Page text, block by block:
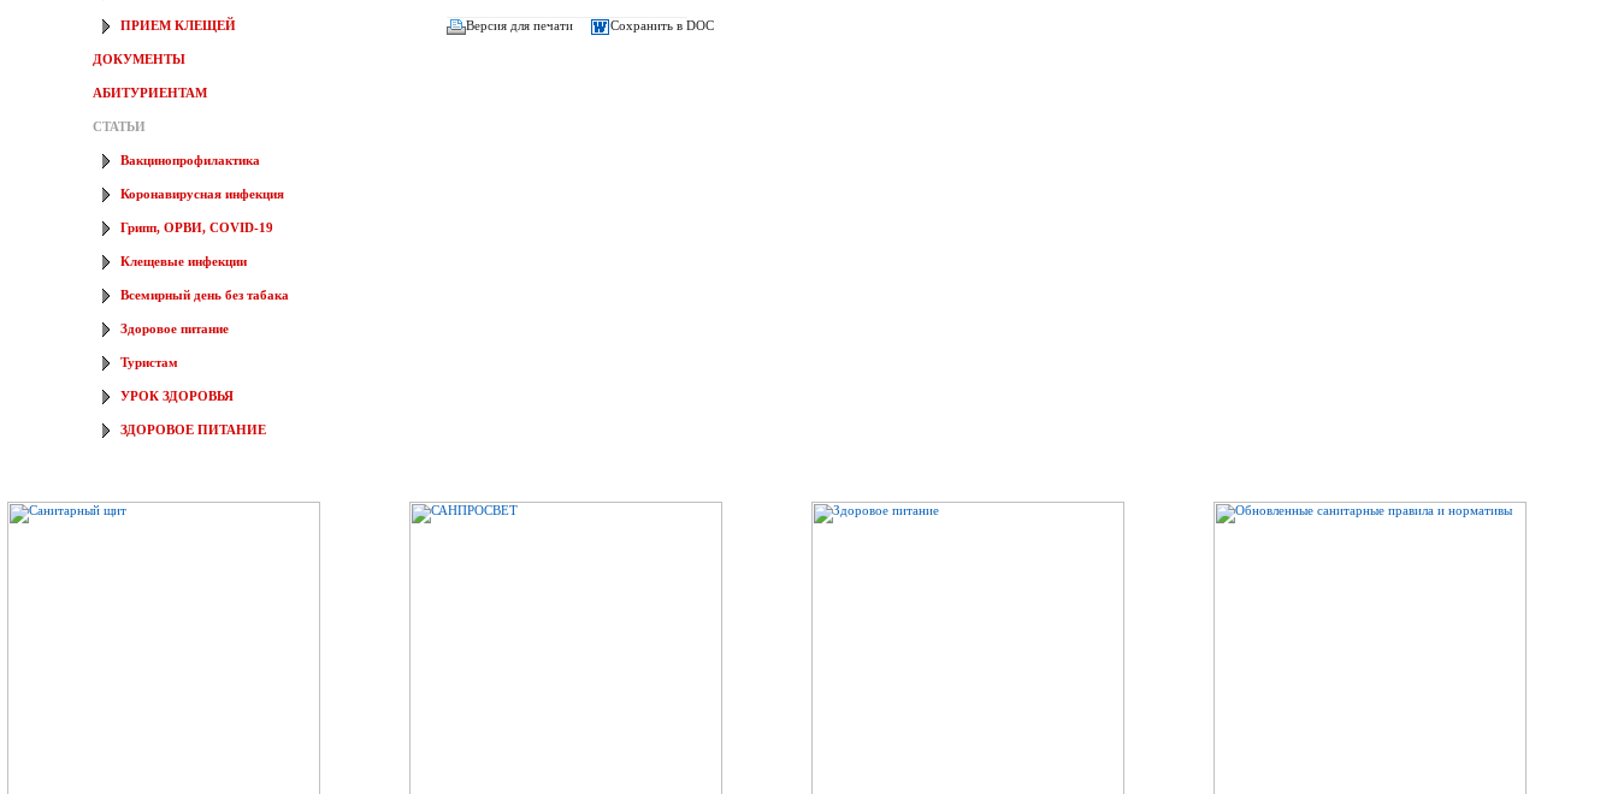
ПРИЕМ КЛЕЩЕЙ
ДОКУМЕНТЫ
АБИТУРИЕНТАМ
СТАТЬИ
Вакцинопрофилактика
Коронавирусная инфекция
Грипп, ОРВИ, COVID-19
Клещевые инфекции
Всемирный день без табака
Здоровое питание
Туристам
УРОК ЗДОРОВЬЯ
ЗДОРОВОЕ ПИТАНИЕ
Версия для печати Сохранить в DOC